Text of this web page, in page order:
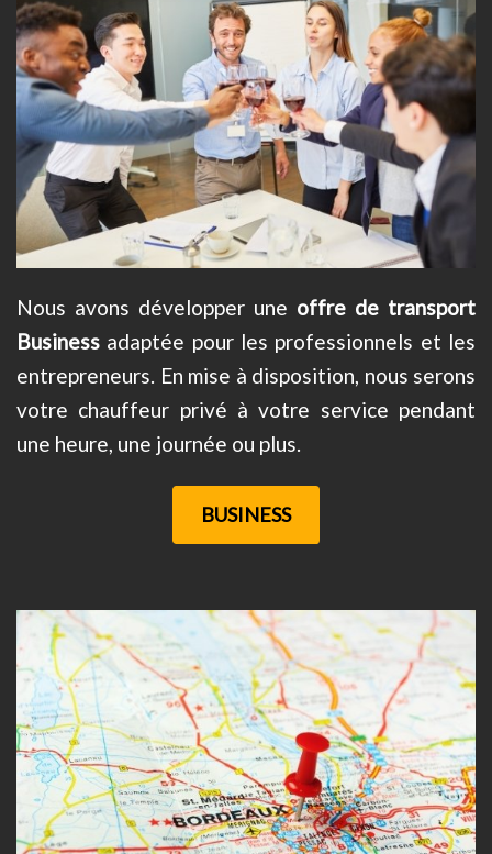
Nous avons développer une offre de transport
Business adaptée pour les professionnels et les
entrepreneurs. En mise à disposition, nous serons
votre chauffeur privé à votre service pendant
une heure, une journée ou plus.
BUSINESS